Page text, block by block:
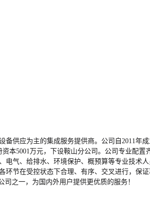
供应为主的集成服务提供商。公司自2011年
5001万元，下设鞍山分公司。公司专业配
气、给排水、环境保护、概预算等专业技术
节在受控状态下合理、有序、交叉进行，保
之一，为国内外用户提供更优质的服务！